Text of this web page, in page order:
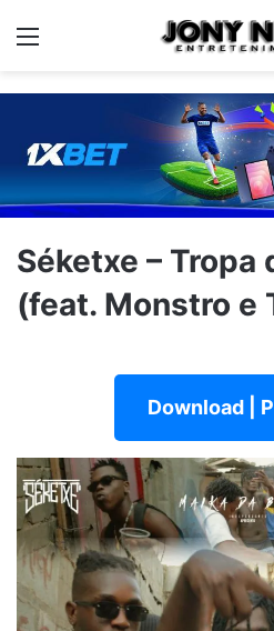
Menu
Séketxe – Tropa
(feat. Monstro e
Download |